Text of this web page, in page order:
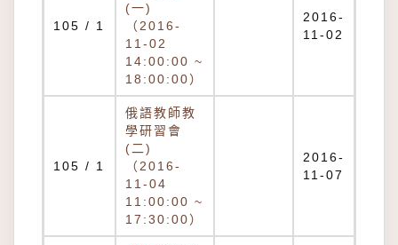
105 / 1
(一)
（2016-
11-02
14:00:00 ~
18:00:00）
2016-
11-02
105 / 1
俄語教師教
學研習會
(二)
（2016-
11-04
11:00:00 ~
17:30:00）
2016-
11-07